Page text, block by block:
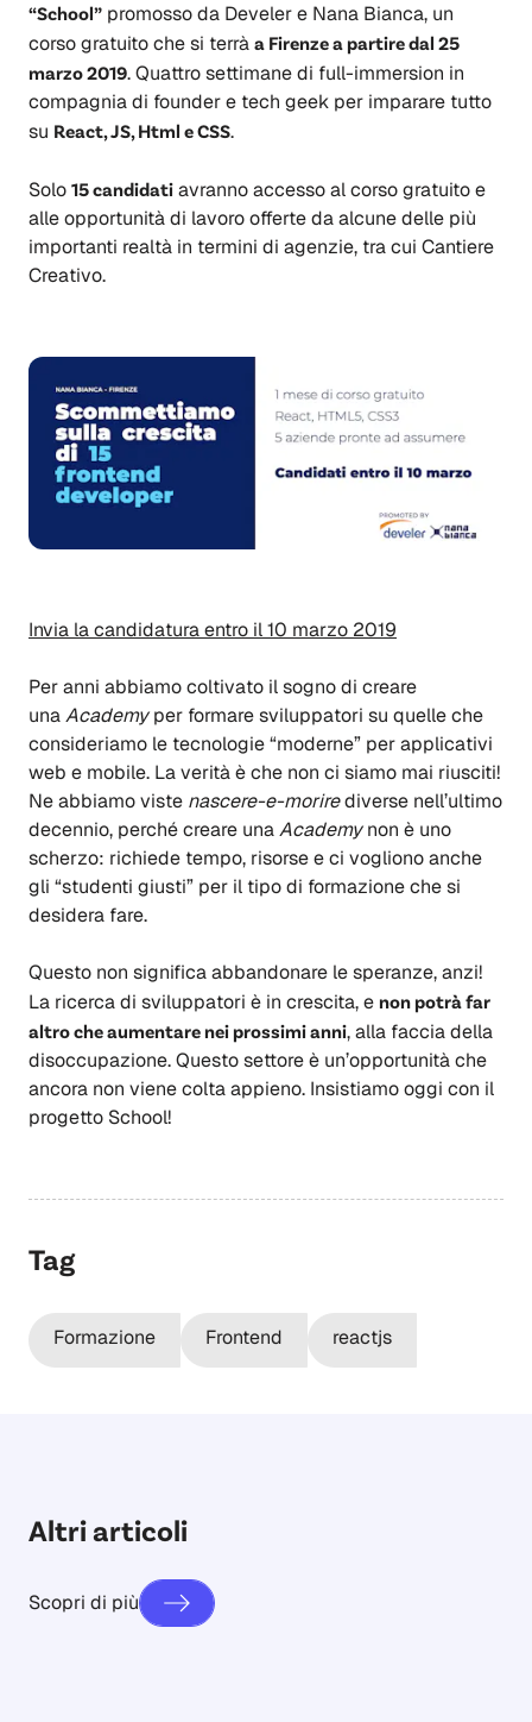
“School” promosso da Develer e Nana Bianca, un
corso gratuito che si terrà a Firenze a partire dal 25
marzo 2019. Quattro settimane di full-immersion in
compagnia di founder e tech geek per imparare tutto
su React, JS, Html e CSS.
Solo 15 candidati avranno accesso al corso gratuito e
alle opportunità di lavoro offerte da alcune delle più
importanti realtà in termini di agenzie, tra cui Cantiere
Creativo.
Invia la candidatura entro il 10 marzo 2019
Per anni abbiamo coltivato il sogno di creare
unaAcademyper formare sviluppatori su quelle che
consideriamo le tecnologie “moderne” per applicativi
web e mobile. La verità è che non ci siamo mai riusciti!
Ne abbiamo viste nascere-e-morirediverse nell’ultimo
decennio, perché creare unaAcademynon è uno
scherzo: richiede tempo, risorse e ci vogliono anche
gli “studenti giusti” per il tipo di formazione che si
desidera fare.
Questo non significa abbandonare le speranze, anzi!
La ricerca di sviluppatori è in crescita, e non potrà far
altro che aumentare nei prossimi anni, alla faccia della
disoccupazione. Questo settore è un’opportunità che
ancora non viene colta appieno. Insistiamo oggi con il
progetto School!
Tag
Formazione Frontend reactjs
Altri articoli
Scopri di più